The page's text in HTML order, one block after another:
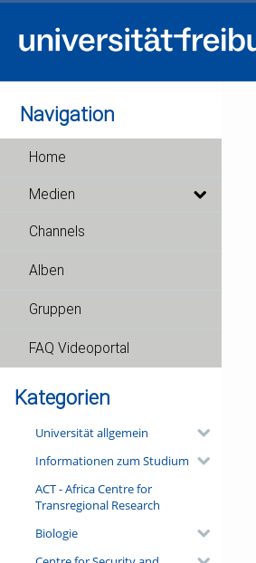
Navigation
Home
Medien
Channels
Alben
Gruppen
FAQ Videoportal
Kategorien
Universität allgemein
Informationen zum Studium
ACT - Africa Centre for
Transregional Research
Biologie